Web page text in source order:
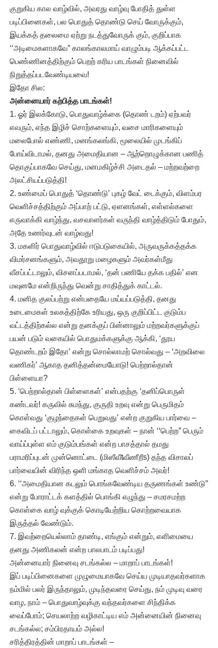
குறுகிய கால வாழ்வில், அவரது வாழ்வு போதித் துள்ள
படிப்பினைகள், பல பொதுத் தொண்டு செய் வோருக்கும்,
இயக்கத் தலைமை ஏற்று நடத்துவோருக் கும், குறிப்பாக
‘‘அடிமைகளாகவே” காலங்காலமாய் வாழும்படி ஆக்கப்பட்ட
பெண்ணினத்திற்கும் பெறற் கரிய பாடங்கள் நினைவில்
நிறுத்தப்படவேண்டியவை!
இதோ சில:
அன்னையார் கற்பித்த பாடங்கள்!
1. ஓர் இலக்கோடு, பொதுவாழ்க்கை (தொண் டறம்) ஏற்பவர்
எவரும், எந்த இழிச் சொற்களையும், வசை மாரிகளையும்
மலைபோல் எண்ணி, மனங்கலங்கி, மூலையில் முடங்கிப்
போய்விடாமல், தனது அமைதியான – ஆற்றொழுக்கான பணித்
தொகுப்பாகவே செய்து, மனமகிழ்ச்சி அடைதல் – மற்றவற்றை
அலட்சியப்படுத்தி!
2. உண்மைப் பொதுத் ‘தொண்டு’ புகழ் வேட் டைக்கும், விளம்பர
வெளிச்சத்திற்கும் அப்பாற் பட்டு, ஏளனங்கள், எள்ளல்களை
எருவாக்கி வாழ்ந்து, வசவாளர்கள் வருந்தி வாழ்த்திடும் போதும்,
அதே உணர்வுடன் வாழ்வது!
3. மகளிர் பொதுவாழ்வில் ஈடுபடுகையில், அருவருக்கத்தக்க
விமர்சனங்களும், அவதூறு மழைகளும் அவர்கள்மீது
வீசப்பட்டாலும், விசனப்படாமல், ‘தன் பணியே தக்க பதில்’ என
மவுனமே என்றிருந்து வென்று சாதித்துக் காட்டல்.
4. மனித குலப்பற்று என்பதையே மய்யப்படுத்தி, தனது
உடைமைகள் உலகத்திற்கே உரியது, ஒரு குறிப்பிட்ட குடும்ப
வட்டத்திற்கல்ல என்று தனக்குப் பின்னாலும் மற்றவர்களுக்குப்
பயன் படும் வகையில் பொதுமக்களுக்கு ஆக்கி, ‘தூய
தொண்டறம் இதோ’ என்று சொல்லாமற் சொல்வது – ‘அறவிலை
வணிகர்’ ஆகாத தனித்தன்மையோடு! பெற்றால்தான்
பிள்ளையா?
5. ‘பெற்றால்தான் பிள்ளைகள்’ என்பதற்கு ‘தனிப்பொருள்
கண்டவர்! கருவில் சுமந்து, குருதி உறவு என்று பெருமிதம்
கொள்வது ‘குழந்தைகள் பெறுவது’ என்ற குறுகிய பார்வை –
கைவிடப் பட்டாலும், கொள்கை உறவுகள் – நான் ‘‘பெற்ற” பெரும்
வாய்ப்புள்ள எம் குடும்பங்கள் என்ற பாசத்தால் தமது
பராமரிப்புடன் முன்னொட்டை (மிஸீவீtவீணீறீs) தந்த விசாலப்
பார்வையின் விரிந்த ஒளி மங்காத வெளிச்சம் அவர்!
6. ‘‘அமைதியான கடலும் பொங்கவேண்டிய தருணங்கள் உண்டு”
என்று போராட்டக் களத்தில் பொங்கி எழுந்து – சமரசமற்ற
கொள்கை வாழ் வுக்குக் கொடியேற்றிய கொற்றவையாக
இருத்தல் வேண்டும்.
7. இவற்றையெல்லாம் தாண்டி, எங்கும் என்றும், எளிமையை
தனது அணிகலன் என்ற பாலபாடம் படிப்பது!
அன்னையார் நினைவு சடங்கல்ல – மாறாப் பாடங்கள்!
இப் படிப்பினைகளை முழுமையாகவே செய்ய முடியாதவர்களாக
நம்மில் பலர் இருந்தாலும், முடிந்தவரை செய்து, நம் முடிவு வரை
வாழ, நாம் – பொதுவாழ்வுக்கு வந்தவர்களை சிந்திக்க
வைப்போம்; செயலாற்ற வழிகாட்டிய எம் அன்னையின் நினைவு
சடங்கல்ல; சம்பிரதாயம் அல்ல!
சரித்திரத்தின் மாறாப் பாடங்கள் –